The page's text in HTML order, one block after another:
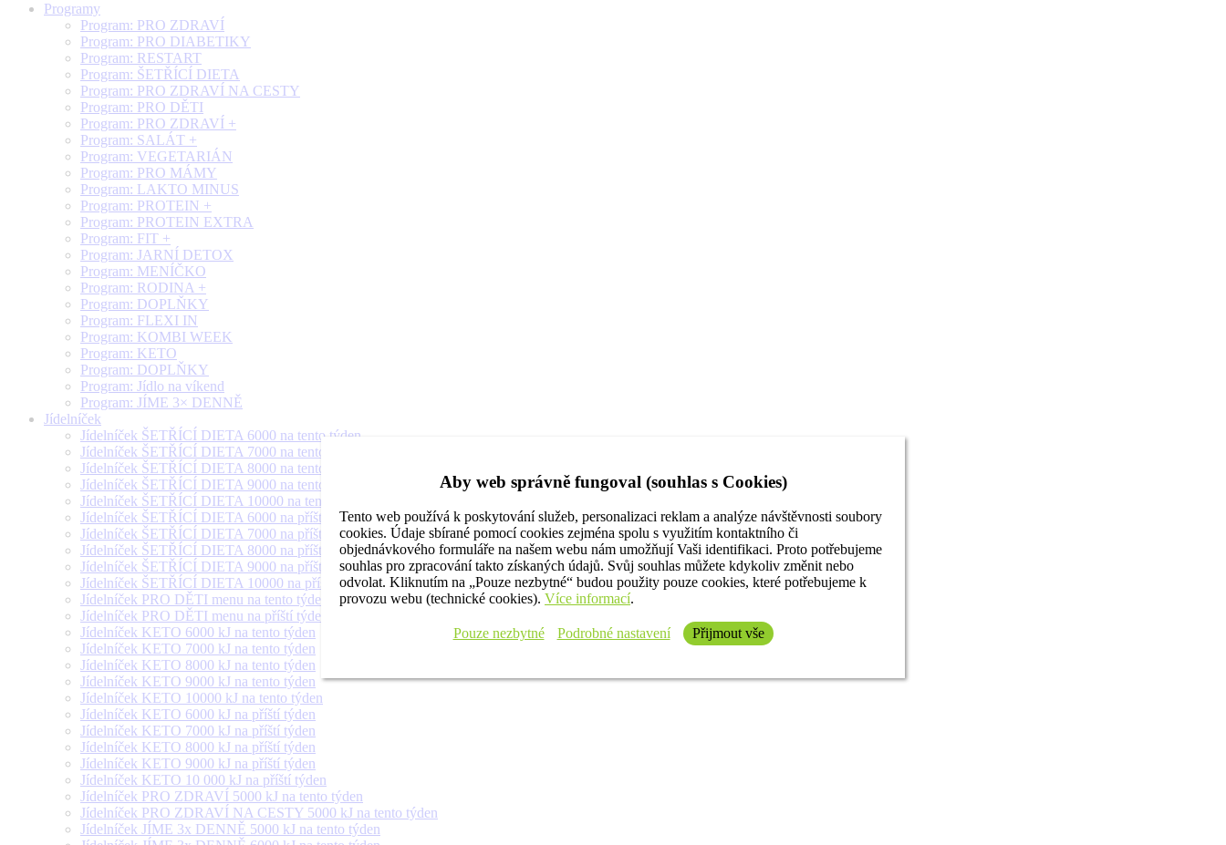
Aby web správně fungoval (souhlas s Cookies)
Tento web používá k poskytování služeb, personalizaci reklam a analýze návštěvnosti soubory
cookies. Údaje sbírané pomocí cookies zejména spolu s využitím kontaktního či
objednávkového formuláře na našem webu nám umožňují Vaši identifikaci. Proto potřebujeme
souhlas pro zpracování takto získaných údajů. Svůj souhlas můžete kdykoliv změnit nebo
odvolat. Kliknutím na „Pouze nezbytné“ budou použity pouze cookies, které potřebujeme k
provozu webu (technické cookies). Více informací.
Pouze nezbytné Podrobné nastavení Přijmout vše
Programy
Program: PRO ZDRAVÍ
Program: PRO DIABETIKY
Program: RESTART
Program: ŠETŘÍCÍ DIETA
Program: PRO ZDRAVÍ NA CESTY
Program: PRO DĚTI
Program: PRO ZDRAVÍ +
Program: SALÁT +
Program: VEGETARIÁN
Program: PRO MÁMY
Program: LAKTO MINUS
Program: PROTEIN +
Program: PROTEIN EXTRA
Program: FIT +
Program: JARNÍ DETOX
Program: MENÍČKO
Program: RODINA +
Program: DOPLŇKY
Program: FLEXI IN
Program: KOMBI WEEK
Program: KETO
Program: DOPLŇKY
Program: Jídlo na víkend
Program: JÍME 3× DENNĚ
Jídelníček
Jídelníček ŠETŘÍCÍ DIETA 6000 na tento týden
Jídelníček ŠETŘÍCÍ DIETA 7000 na tento týden
Jídelníček ŠETŘÍCÍ DIETA 8000 na tento týden
Jídelníček ŠETŘÍCÍ DIETA 9000 na tento týden
Jídelníček ŠETŘÍCÍ DIETA 10000 na tento týden
Jídelníček ŠETŘÍCÍ DIETA 6000 na příští týden
Jídelníček ŠETŘÍCÍ DIETA 7000 na příští týden
Jídelníček ŠETŘÍCÍ DIETA 8000 na příští týden
Jídelníček ŠETŘÍCÍ DIETA 9000 na příští týden
Jídelníček ŠETŘÍCÍ DIETA 10000 na příští týden
Jídelníček PRO DĚTI menu na tento týden
Jídelníček PRO DĚTI menu na příští týden
Jídelníček KETO 6000 kJ na tento týden
Jídelníček KETO 7000 kJ na tento týden
Jídelníček KETO 8000 kJ na tento týden
Jídelníček KETO 9000 kJ na tento týden
Jídelníček KETO 10000 kJ na tento týden
Jídelníček KETO 6000 kJ na příští týden
Jídelníček KETO 7000 kJ na příští týden
Jídelníček KETO 8000 kJ na příští týden
Jídelníček KETO 9000 kJ na příští týden
Jídelníček KETO 10 000 kJ na příští týden
Jídelníček PRO ZDRAVÍ 5000 kJ na tento týden
Jídelníček PRO ZDRAVÍ NA CESTY 5000 kJ na tento týden
Jídelníček JÍME 3x DENNĚ 5000 kJ na tento týden